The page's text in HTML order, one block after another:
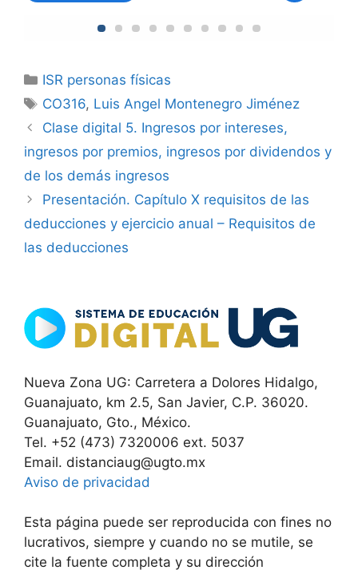
Categorías
ISR personas físicas
Etiquetas
CO316, Luis Angel Montenegro Jiménez
Clase digital 5. Ingresos por intereses,
ingresos por premios, ingresos por dividendos y
de los demás ingresos
Presentación. Capítulo X requisitos de las
deducciones y ejercicio anual – Requisitos de
las deducciones
Nueva Zona UG: Carretera a Dolores Hidalgo,
Guanajuato, km 2.5, San Javier, C.P. 36020.
Guanajuato, Gto., México.
Tel. +52 (473) 7320006 ext. 5037
Email. distanciaug@ugto.mx
Aviso de privacidad
Esta página puede ser reproducida con fines no
lucrativos, siempre y cuando no se mutile, se
cite la fuente completa y su dirección